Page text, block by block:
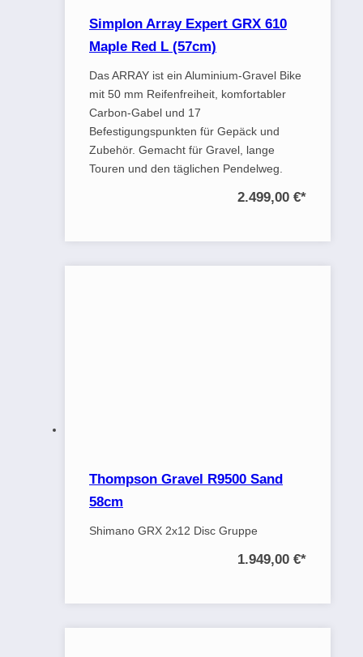
Simplon Array Expert GRX 610
Maple Red L (57cm)
Das ARRAY ist ein Aluminium-Gravel Bike
mit 50 mm Reifenfreiheit, komfortabler
Carbon-Gabel und 17
Befestigungspunkten für Gepäck und
Zubehör. Gemacht für Gravel, lange
Touren und den täglichen Pendelweg.
2.499,00 €*
Thompson Gravel R9500 Sand
58cm
Shimano GRX 2x12 Disc Gruppe
1.949,00 €*